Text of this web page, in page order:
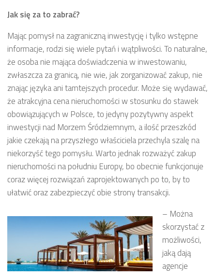
Jak się za to zabrać?
Mając pomysł na zagraniczną inwestycję i tylko wstępne
informacje, rodzi się wiele pytań i wątpliwości. To naturalne,
że osoba nie mająca doświadczenia w inwestowaniu,
zwłaszcza za granicą, nie wie, jak zorganizować zakup, nie
znając języka ani tamtejszych procedur. Może się wydawać,
że atrakcyjna cena nieruchomości w stosunku do stawek
obowiązujących w Polsce, to jedyny pozytywny aspekt
inwestycji nad Morzem Śródziemnym, a ilość przeszkód
jakie czekają na przyszłego właściciela przechyla szalę na
niekorzyść tego pomysłu. Warto jednak rozważyć zakup
nieruchomości na południu Europy, bo obecnie funkcjonuje
coraz więcej rozwiązań zaprojektowanych po to, by to
ułatwić oraz zabezpieczyć obie strony transakcji.
– Można
skorzystać z
możliwości,
jaką dają
agencje